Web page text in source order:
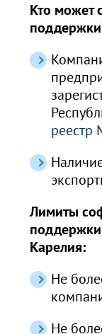
Кто может
реестр
Лимиты
поддержки
Карелия:
Не
Не